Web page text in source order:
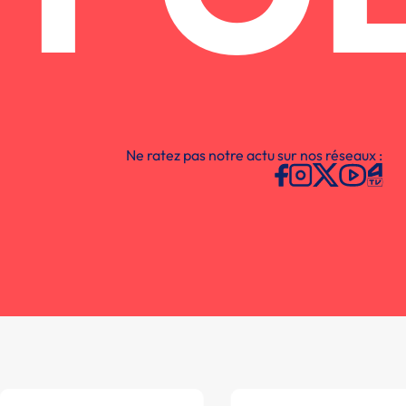
Ne ratez pas notre actu sur nos réseaux :